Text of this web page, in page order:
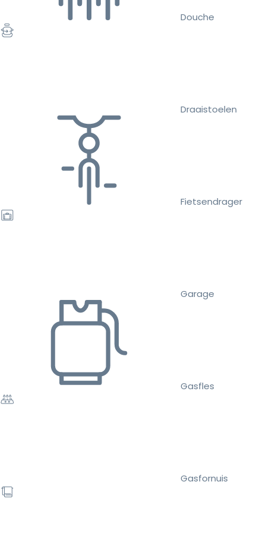
Douche
Draaistoelen
Fietsendrager
Garage
Gasfles
Gasfornuis